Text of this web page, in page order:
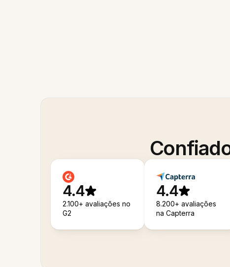
4.4
2.100+ avaliações no
G2
4.4
8.200+ avaliações
na Capterra